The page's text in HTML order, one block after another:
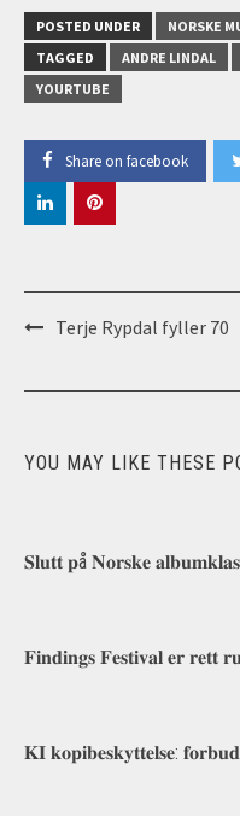
POSTED UNDER
NORSKE
TAGGED
ANDRE LINDAL
YOURTUBE
Share on facebook
PostTerje Rypdal fyller 70
YOU MAY LIKE THESE
𝐒𝐥𝐮𝐭𝐭 𝐩å 𝐍𝐨𝐫𝐬𝐤𝐞
𝐅𝐢𝐧𝐝𝐢𝐧𝐠𝐬 𝐅𝐞𝐬𝐭𝐢𝐯𝐚𝐥 𝐞𝐫 𝐫𝐞𝐭𝐭
𝐊𝐈 𝐤𝐨𝐩𝐢𝐛𝐞𝐬𝐤𝐲𝐭𝐭𝐞𝐥𝐬𝐞: